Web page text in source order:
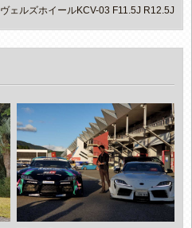
ヴェルズホイールKCV-03 F11.5J R12.5J